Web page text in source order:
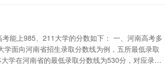
在河南省的最低录取分数线为536